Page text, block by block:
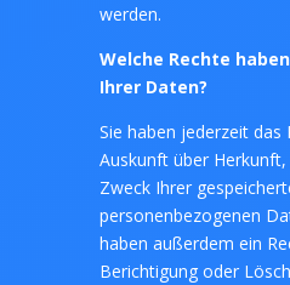
werden.
Welche Rechte
Ihrer Daten?
Sie haben jederzeit das
Auskunft über
Zweck Ihrer
personenbezogenen
haben außerdem ein
Berichtigung oder